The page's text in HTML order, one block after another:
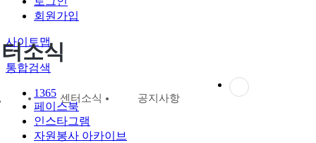
회원가입
사이트맵
통합검색
1365
페이스북
인스타그램
자원봉사 아카이브
소식
센터소식 공지사항